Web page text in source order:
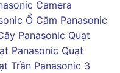
Camera
Ổ Cắm Panasonic
Panasonic Quạt
Panasonic Quạt
Trần Panasonic 3